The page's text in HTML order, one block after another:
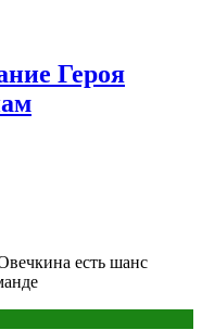
Героя
есть шанс